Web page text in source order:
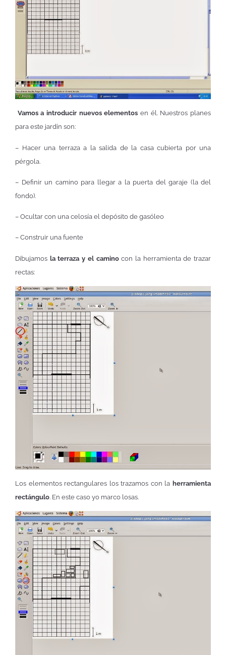
Vamos a introducir nuevos elementos en él. Nuestros planes
para este jardín son:
– Hacer una terraza a la salida de la casa cubierta por una
pérgola.
– Definir un camino para llegar a la puerta del garaje (la del
fondo).
– Ocultar con una celosía el depósito de gasóleo
– Construir una fuente
Dibujamos la terraza y el caminocon la herramienta de trazar
rectas:
Los elementos rectangulares los trazamos con la herramienta
rectángulo. En este caso yo marco losas.